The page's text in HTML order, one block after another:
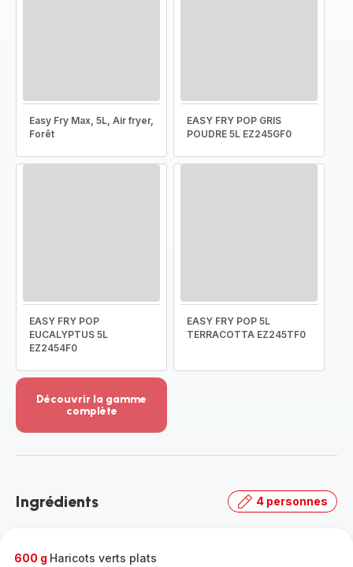
Easy Fry Max, 5L, Air fryer,
Forêt
EASY FRY POP GRIS
POUDRE 5L EZ245GF0
EASY FRY POP
EUCALYPTUS 5L
EZ2454F0
EASY FRY POP 5L
TERRACOTTA EZ245TF0
Découvrir la gamme
complète
-
gamme
Ingrédients 4 personnes
600 g Haricots verts plats